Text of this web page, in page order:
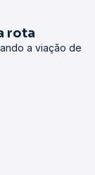
rota
a viação de